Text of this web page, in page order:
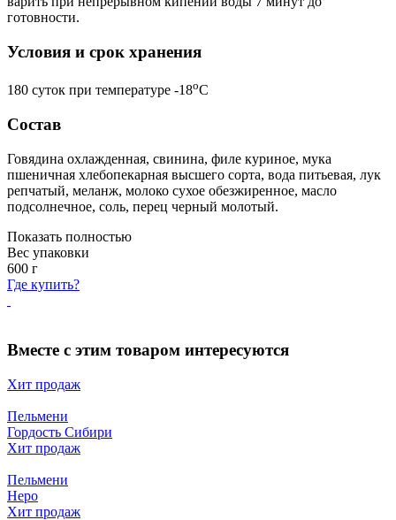
готовности.
Условия и срок хранения
180 суток при температуре -18oС
Состав
Говядина охлажденная, свинина, филе куриное, мука
пшеничная хлебопекарная высшего сорта, вода питьевая, лук
репчатый, меланж, молоко сухое обезжиренное, масло
подсолнечное, соль, перец черный молотый.
Показать полностью
Вес упаковки
600 г
Где купить?
Вместе с этим товаром интересуются
Хит продаж
Пельмени
Гордость Сибири
Хит продаж
Пельмени
Неро
Хит продаж